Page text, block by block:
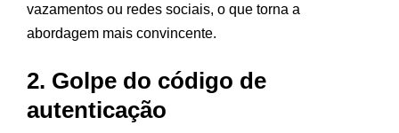
vazamentos ou redes sociais, o que torna a
abordagem mais convincente.
2. Golpe do código de
autenticação